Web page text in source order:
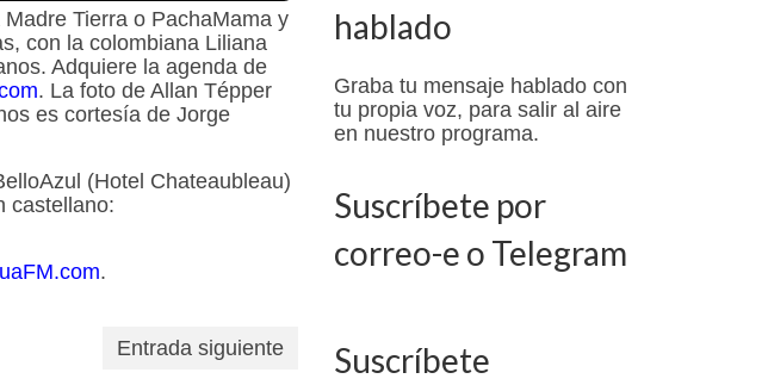
Tierra o PachaMama y
con la colombiana Liliana
Adquiere la agenda de
. La foto de Allan Tépper
es cortesía de Jorge
(Hotel Chateaubleau)
castellano:
.
Entrada siguiente
hablado
Graba tu mensaje hablado con
tu propia voz, para salir al aire
en nuestro programa.
Suscríbete por
correo-e o Telegram
Suscríbete